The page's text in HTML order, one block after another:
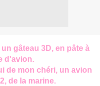
gâteau 3D, en pâte à
d'avion.
de mon chéri, un avion
de la marine.